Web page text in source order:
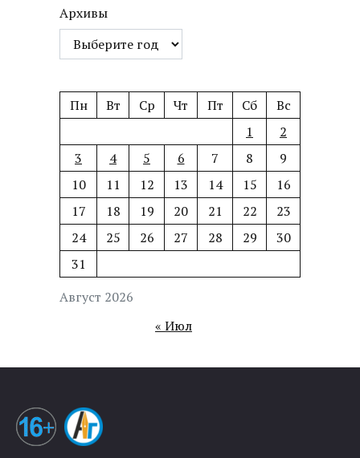
Архивы
Август 2026
Пн Вт Ср Чт Пт Сб
Вс
1
2
3
4 5 6 7 8
9
10
11 12 13 14 15
16
17
18 19 20 21 22
23
24
25 26 27 28 29
30
31
« Июл